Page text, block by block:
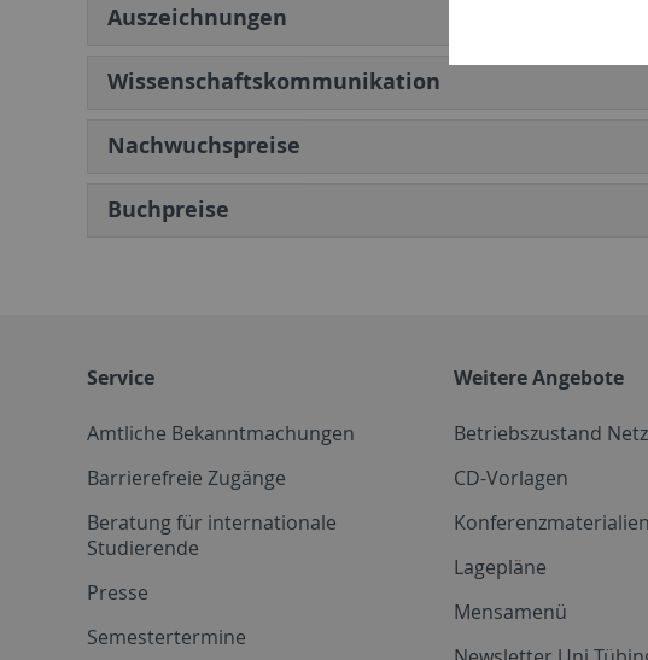
Auszeichnungen
Wissenschaftskommunikation
Nachwuchspreise
Buchpreise
Service
Amtliche Bekanntmachungen
Barrierefreie Zugänge
Beratung für internationale
Studierende
Presse
Semestertermine
Weitere Angebote
Betriebszustand
CD-Vorlagen
Konferenzmaterialien
Lagepläne
Mensamenü